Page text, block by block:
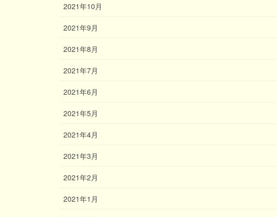
2021年10月
2021年9月
2021年8月
2021年7月
2021年6月
2021年5月
2021年4月
2021年3月
2021年2月
2021年1月